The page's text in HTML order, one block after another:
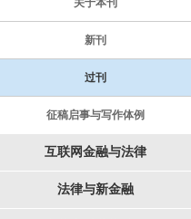
关于本刊
新刊
过刊
征稿启事与写作体例
互联网金融与法律
法律与新金融